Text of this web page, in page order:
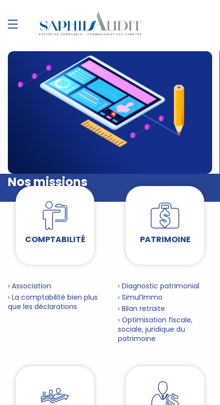
Nos missions
COMPTABILITÉ
› Association
› La comptabilité bien plus
que les déclarations
PATRIMOINE
› Diagnostic patrimonial
› Simul’Immo
› Bilan retraite
› Optimisation fiscale,
sociale, juridique du
patrimoine